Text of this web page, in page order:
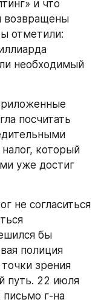
и что
возвращены
отметили:
необходимый
посчитать
который
уже достиг
не согласиться
бы
полиция
зрения
путь. 22 июля
письмо г-на